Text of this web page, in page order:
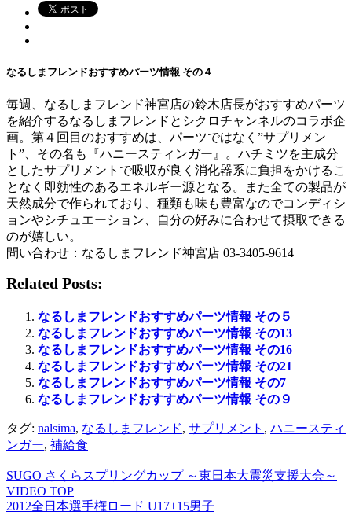
なるしまフレンドおすすめパーツ情報 その４
毎週、なるしまフレンド神宮店の鈴木店長がおすすめパーツ
を紹介するなるしまフレンドとシクロチャンネルのコラボ企
画。第４回目のおすすめは、パーツではなく”サプリメン
ト”、その名も『ハニースティンガー』。ハチミツを主成分
としたサプリメントで吸収が良く消化器系に負担をかけるこ
となく即効性のあるエネルギー源となる。また全ての製品が
天然成分で作られており、種類も味も豊富なのでコンディシ
ョンやシチュエーション、自分の好みに合わせて摂取できる
のが嬉しい。
問い合わせ：なるしまフレンド神宮店 03-3405-9614
Related Posts:
なるしまフレンドおすすめパーツ情報 その５
なるしまフレンドおすすめパーツ情報 その13
なるしまフレンドおすすめパーツ情報 その16
なるしまフレンドおすすめパーツ情報 その21
なるしまフレンドおすすめパーツ情報 その7
なるしまフレンドおすすめパーツ情報 その９
タグ: nalsima, なるしまフレンド, サプリメント , ハニースティ
ンガー, 補給食
SUGO さくらスプリングカップ ～東日本大震災支援大会～
VIDEO TOP
2012全日本選手権ロード U17+15男子